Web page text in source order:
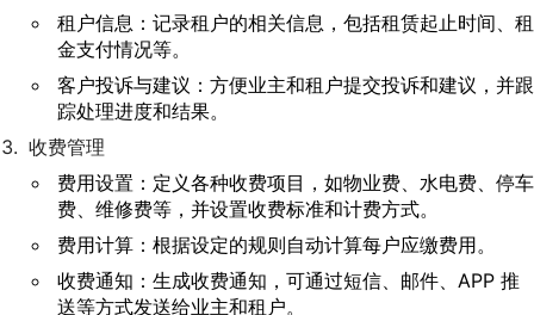
租户信息：记录租户的相关信息，包括租赁起止时间、租
金支付情况等。
客户投诉与建议：方便业主和租户提交投诉和建议，并跟
踪处理进度和结果。
收费管理
费用设置：定义各种收费项目，如物业费、水电费、停车
费、维修费等，并设置收费标准和计费方式。
费用计算：根据设定的规则自动计算每户应缴费用。
收费通知：生成收费通知，可通过短信、邮件、APP 推
送等方式发送给业主和租户。